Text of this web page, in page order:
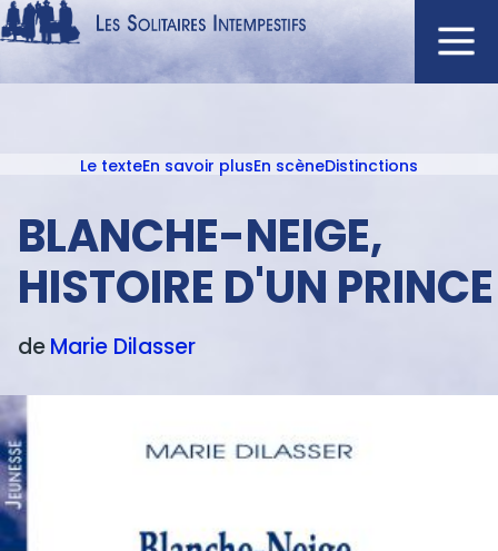
Aller
au
principal
Navigation
ACCUEIL
AUTEURS
À L'AFFICHE
DISTINCTIONS
CRITIQUES
PODCASTS
texte
Le texteEn savoir plusEn scèneDistinctions
BLANCHE-NEIGE,
HISTOIRE D'UN PRINCE
deMarie Dilasser